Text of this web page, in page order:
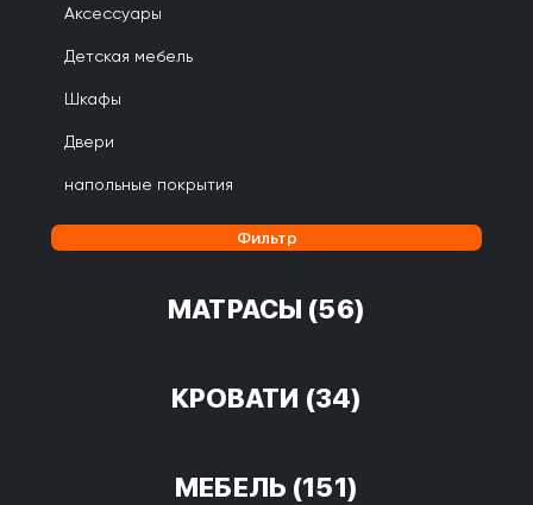
Аксессуары
Детская мебель
Шкафы
Двери
напольные покрытия
Фильтр
МАТРАСЫ (56)
КРОВАТИ (34)
МЕБЕЛЬ (151)